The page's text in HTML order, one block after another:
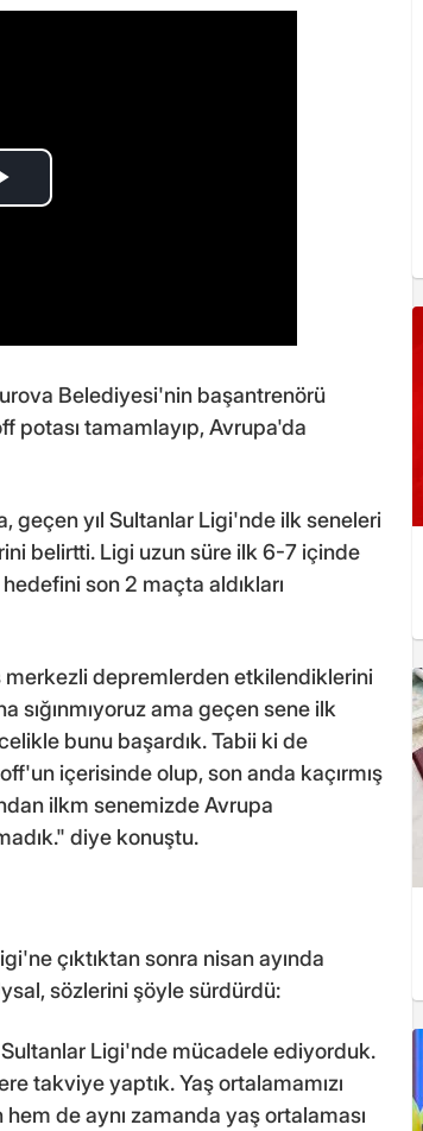
Belediyesi'nin başantrenörü
potası tamamlayıp, Avrupa'da
geçen yıl Sultanlar Ligi'nde ilk seneleri
belirtti. Ligi uzun süre ilk 6-7 içinde
son 2 maçta aldıkları
depremlerden etkilendiklerini
sığınmıyoruz ama geçen sene ilk
bunu başardık. Tabii ki de
içerisinde olup, son anda kaçırmış
ilkm senemizde Avrupa
diye konuştu.
çıktıktan sonra nisan ayında
sözlerini şöyle sürdürdü:
Ligi'nde mücadele ediyorduk.
takviye yaptık. Yaş ortalamamızı
de aynı zamanda yaş ortalaması